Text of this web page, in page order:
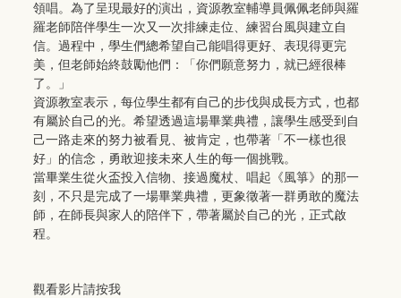
領唱。為了呈現最好的演出，資源教室輔導員佩佩老師與羅
羅老師陪伴學生一次又一次排練走位、練習台風與建立自
信。過程中，學生們總希望自己能唱得更好、表現得更完
美，但老師始終鼓勵他們：「你們願意努力，就已經很棒
了。」
資源教室表示，每位學生都有自己的步伐與成長方式，也都
有屬於自己的光。希望透過這場畢業典禮，讓學生感受到自
己一路走來的努力被看見、被肯定，也帶著「不一樣也很
好」的信念，勇敢迎接未來人生的每一個挑戰。
當畢業生從火盃投入信物、接過魔杖、唱起《風箏》的那一
刻，不只是完成了一場畢業典禮，更象徵著一群勇敢的魔法
師，在師長與家人的陪伴下，帶著屬於自己的光，正式啟
程。
觀看影片請按我